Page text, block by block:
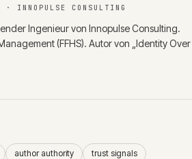
· INNOPULSE CONSULTING
Ingenieur von Innopulse Consulting.
(FFHS). Autor von „Identity Over
author authority trust signals